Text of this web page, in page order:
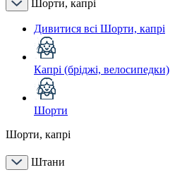
Шорти, капрі
Дивитися всі Шорти, капрі
Капрі (бріджі, велосипедки)
Шорти
Шорти, капрі
Штани